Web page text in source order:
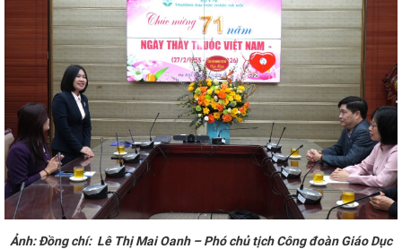
Ảnh: Đồng chí: Lê Thị Mai Oanh – Phó chủ tịch Công đoàn Giáo Dục